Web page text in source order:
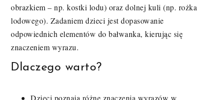
obrazkiem – np. kostki lodu) oraz dolnej kuli (np. rożka
lodowego). Zadaniem dzieci jest dopasowanie
odpowiednich elementów do bałwanka, kierując się
znaczeniem wyrazu.
Dlaczego warto?